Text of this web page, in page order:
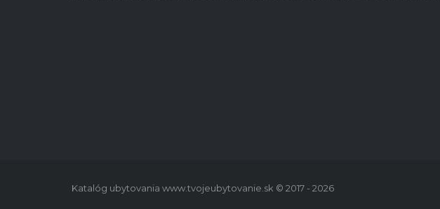
Katalóg ubytovania www.tvojeubytovanie.sk © 2017 - 2026